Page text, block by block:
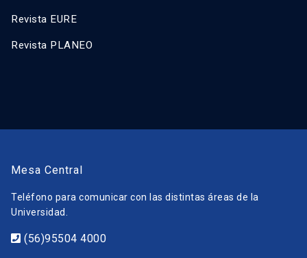
Revista EURE
Revista PLANEO
Mesa Central
Teléfono para comunicar con las distintas áreas de la
Universidad.
(56)95504 4000